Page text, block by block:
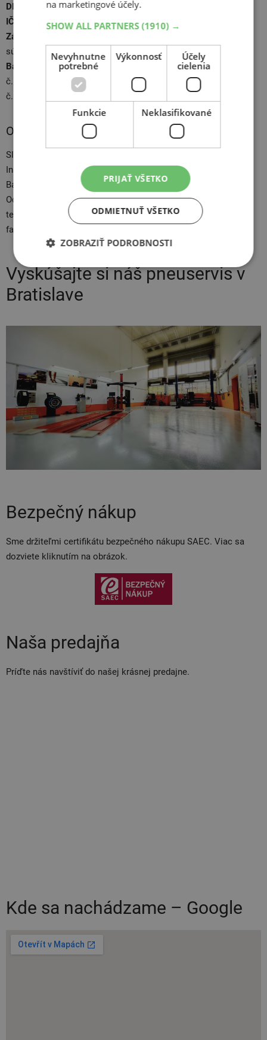
DIČ:
2022871598
IČ DPH:
SK2022871598
Zápis:
súdu Bratislava III, oddiel: Sro, vložka číslo: 107819/B
Bankové spojenie:Tatra banka a.s.,
č.ú.: 2628224906/1100,
č.ú.(IBAN formát): SK92 1100 0000 0026 2822 4906
Orgán dozoru:
Slovenská obchodná inšpekcia (SOI)
Inšpektorát SOI pre Bratislavský kraj
Bajkalská 21/A, P. O. BOX 5, 820 07 Bratislava 27
Odbor výkonu dozoru
tel. č. 02/58272 172, 02/58272 104
fax č. 02/58272 170
Vyskúšajte si náš pneuservis v
Bratislave
Bezpečný nákup
Sme držiteľmi certifikátu bezpečného nákupu SAEC. Viac sa
dozviete kliknutím na obrázok.
Naša predajňa
Príďte nás navštíviť do našej krásnej predajne.
Kde sa nachádzame – Google
na marketingové účely.
SHOW ALL PARTNERS(1910) →
Nevyhnutne
potrebné
Výkonnosť
Účely
cielenia
Funkcie Neklasifikované
PRIJAŤ VŠETKO
ODMIETNUŤ VŠETKO
ZOBRAZIŤ PODROBNOSTI